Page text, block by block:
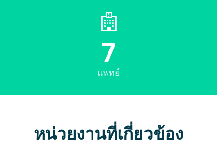
7
แพทย์
หน่วยงานที่เกี่ยวข้อง